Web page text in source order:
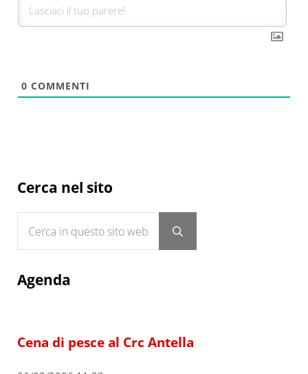
0 COMMENTI
Sidebar
Cerca nel sito
Submit search
Agenda
Cena di pesce al Crc Antella